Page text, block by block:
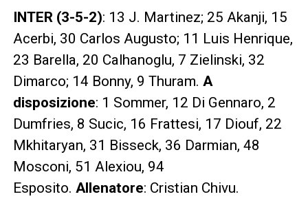
INTER (3-5-2): 13 J. Martinez; 25 Akanji, 15
Acerbi, 30 Carlos Augusto; 11 Luis Henrique,
23 Barella, 20 Calhanoglu, 7 Zielinski, 32
Dimarco; 14 Bonny, 9 Thuram. A
disposizione: 1 Sommer, 12 Di Gennaro, 2
Dumfries, 8 Sucic, 16 Frattesi, 17 Diouf, 22
Mkhitaryan, 31 Bisseck, 36 Darmian, 48
Mosconi, 51 Alexiou, 94
Esposito. Allenatore: Cristian Chivu.